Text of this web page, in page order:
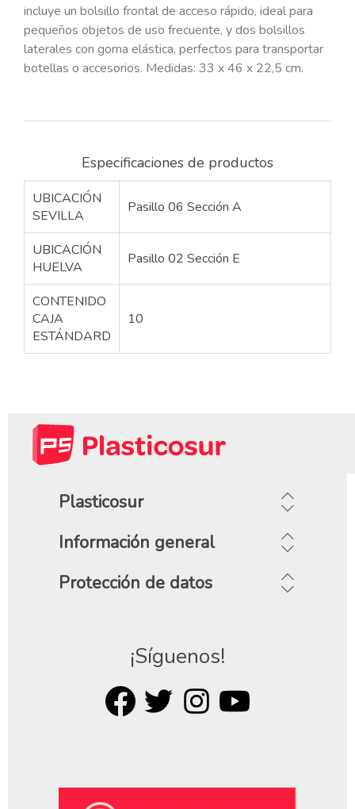
incluye un bolsillo frontal de acceso rápido, ideal para
pequeños objetos de uso frecuente, y dos bolsillos
laterales con goma elástica, perfectos para transportar
botellas o accesorios. Medidas: 33 x 46 x 22,5 cm.
Especificaciones de productos
UBICACIÓN
SEVILLA
Pasillo 06 Sección A
UBICACIÓN
HUELVA
Pasillo 02 Sección E
CONTENIDO
CAJA
ESTÁNDARD
10
Plasticosur
Información general
Protección de datos
¡Síguenos!